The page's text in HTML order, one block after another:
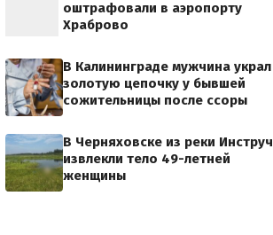
оштрафовали в аэропорту
Храброво
В Калининграде мужчина украл
золотую цепочку у бывшей
сожительницы после ссоры
В Черняховске из реки Инструч
извлекли тело 49-летней
женщины